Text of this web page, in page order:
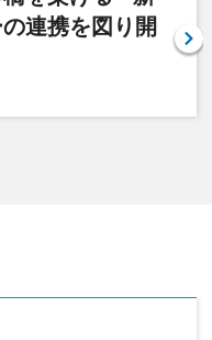
連携を図り開